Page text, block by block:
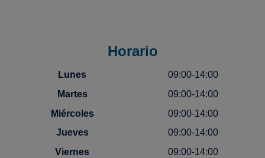
Horario
Lunes
09:00-14:00
Martes
09:00-14:00
Miércoles
09:00-14:00
Jueves
09:00-14:00
Viernes
09:00-14:00